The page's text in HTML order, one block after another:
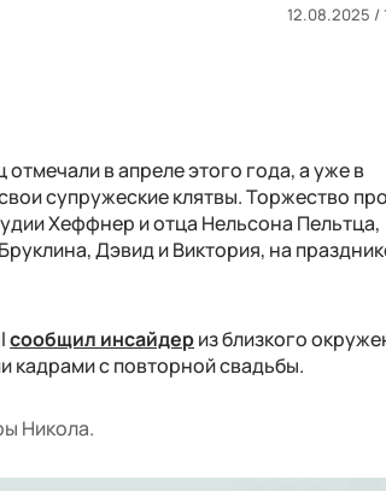
12.08.2025 /
в апреле этого года, а уже в
супружеские клятвы. Торжество
Хеффнер и отца Нельсона Пельтца,
Дэвид и Виктория, на
сообщил инсайдериз близкого
кадрами с повторной свадьбы.
Никола.